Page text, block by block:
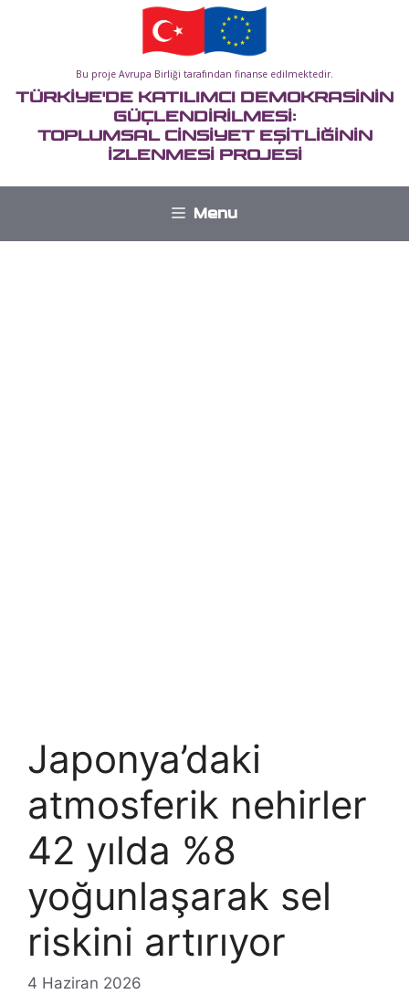
Bu proje Avrupa Birliği tarafından finanse edilmektedir.
TÜRKİYE'DE KATILIMCI DEMOKRASİNİN
GÜÇLENDİRİLMESİ:
TOPLUMSAL CİNSİYET EŞİTLİĞİNİN
İZLENMESİ PROJESİ
Menu
Japonya’daki
atmosferik nehirler
42 yılda %8
yoğunlaşarak sel
riskini artırıyor
4 Haziran 2026